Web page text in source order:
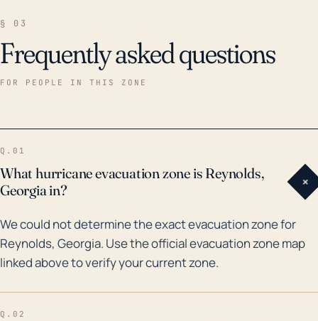
§ 03
Frequently asked questions
FOR PEOPLE IN THIS ZONE
Q.01
What hurricane evacuation zone is Reynolds,
Georgia in?
+
We could not determine the exact evacuation zone for
Reynolds, Georgia. Use the official evacuation zone map
linked above to verify your current zone.
Q.02